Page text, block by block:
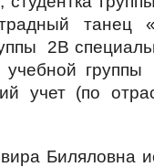
танец
2В
учебной
учет (по
Биляловна